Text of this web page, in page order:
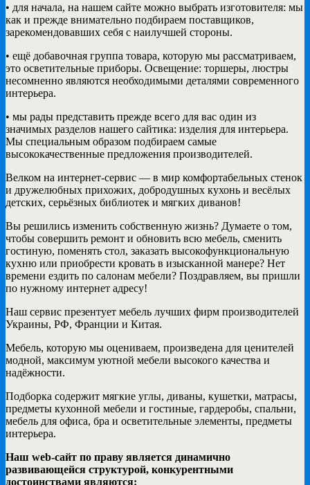
• для начала, на нашем сайте можно выбрать изготовителя: мы
как и прежде внимательно подбираем поставщиков,
зарекомендовавших себя с наилучшей стороны.
• ещё добавочная группа товара, которую мы рассматриваем,
это осветительные приборы. Освещение: торшеры, люстры
несомненно являются необходимыми деталями современного
интерьера.
• мы рады представить прежде всего для вас один из
значимых разделов нашего сайтика: изделия для интерьера.
Мы специальным образом подбираем самые
высококачественные предложения производителей.
Велком на интернет-сервис — в мир комфортабельных стенок
и дружелюбных прихожих, добродушных кухонь и весёлых
детских, серьёзных библиотек и мягких диванов!
Вы решились изменить собственную жизнь? Думаете о том,
чтобы совершить ремонт и обновить всю мебель, сменить
гостиную, поменять стол, заказать высокофункциональную
кухню или приобрести кровать в изысканной манере? Нет
времени ездить по салонам мебели? Поздравляем, вы пришли
по нужному интернет адресу!
Наш сервис презентует мебель лучших фирм производителей
Украины, РФ, Франции и Китая.
Мебель, которую мы оцениваем, произведена для ценителей
модной, максимум уютной мебели высокого качества и
надёжности.
Подборка содержит мягкие углы, диваны, кушетки, матрасы,
предметы кухонной мебели и гостиные, гардеробы, спальни,
мебель для офиса, бра и осветительные элементы, предметы
интерьера.
Наш web-сайт по праву является динамично
развивающейся структурой, конкурентными
достоинствами являются: